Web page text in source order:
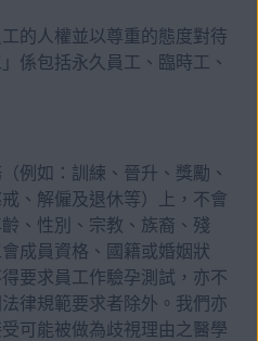
的人權並以尊重的態度對待
係包括永久員工、臨時工、
例如：訓練、晉升、獎勵、
、解僱及退休等）上，不會
、性別、宗教、族裔、殘
成員資格、國籍或婚姻狀
要求員工作驗孕測試，亦不
律規範要求者除外。我們亦
可能被做為歧視理由之醫學